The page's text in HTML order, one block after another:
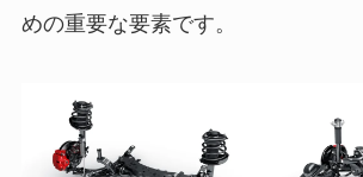
めの重要な要素です。